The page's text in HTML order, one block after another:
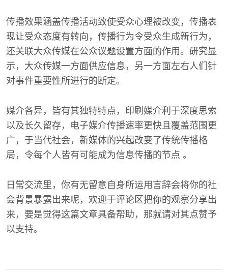
传播效果涵盖传播活动致使受众心理被改变，传播表
现让受众态度有转向，传播行为令受众生成新行为，
还关联大众传媒在公众议题设置方面的作用。研究显
示，大众传媒一方面供应信息，另一方面左右人们针
对事件重要性所进行的断定。
媒介各异，皆有其独特特点，印刷媒介利于深度思索
以及长久留存，电子媒介传播速率更快且覆盖范围更
广，于当代社会，新媒体的兴起改变了传统传播格
局，令每个人皆有可能成为信息传播的节点 。
日常交流里，你有无留意自身所运用言辞会将你的社
会背景暴露出来呢，欢迎于评论区把你的观察分享出
来，要是觉得这篇文章具备帮助，那就请对其点赞予
以支持。